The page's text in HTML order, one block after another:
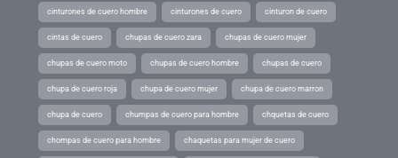
cinturones de cuero hombre cinturones de cuero cinturon de cuero
cintas de cuero chupas de cuero zara chupas de cuero mujer
chupas de cuero moto chupas de cuero hombre chupas de cuero
chupa de cuero roja chupa de cuero mujer chupa de cuero marron
chupa de cuero chumpas de cuero para hombre chquetas de cuero
chompas de cuero para hombre chaquetas para mujer de cuero